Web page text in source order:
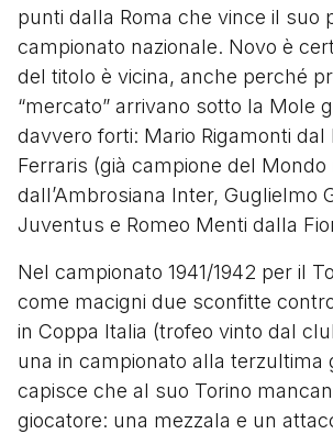
punti dalla Roma che vince il suo
campionato nazionale. Novo è
del titolo è vicina, anche perché
“mercato” arrivano sotto la Mole
davvero forti: Mario Rigamonti dal
Ferraris (già campione del Mondo
dall’Ambrosiana Inter, Guglielmo
Juventus e Romeo Menti dalla
Nel campionato 1941/1942 per il
come macigni due sconfitte
in Coppa Italia (trofeo vinto dal
una in campionato alla terzultima
capisce che al suo Torino
giocatore: una mezzala e un